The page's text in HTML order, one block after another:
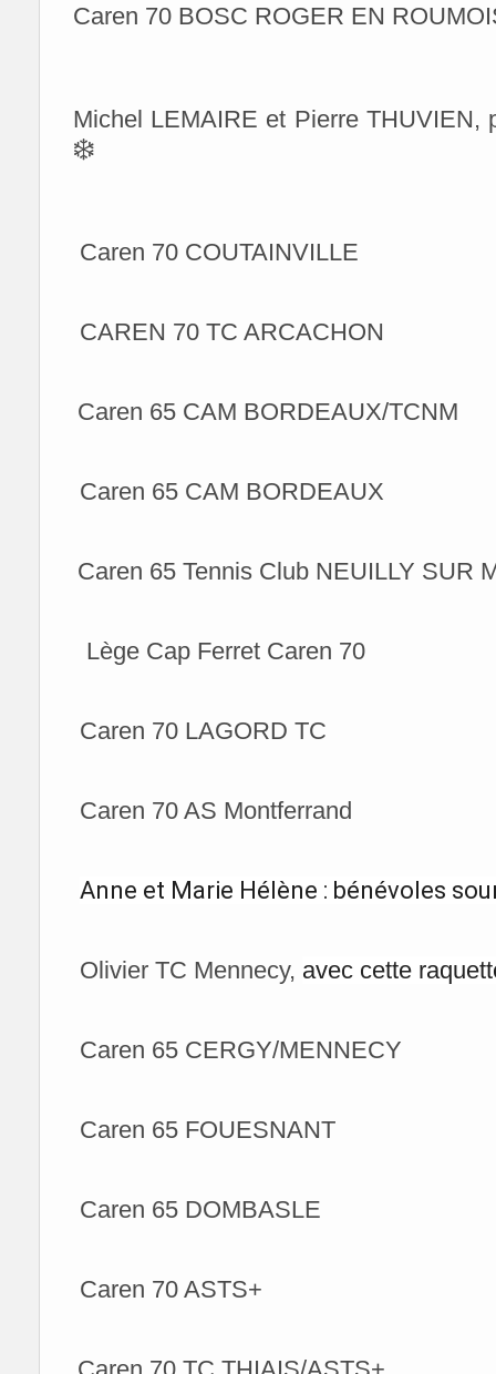
Caren 70 BOSC ROGER EN
Michel LEMAIRE et Pierre THUVIEN,
❄
Caren 70 COUTAINVILLE
CAREN 70 TC ARCACHON
Caren 65 CAM BORDEAUX/TCNM
Caren 65 CAM BORDEAUX
Caren 65 Tennis Club NEUILLY SUR
Lège Cap Ferret Caren 70
Caren 70 LAGORD TC
Caren 70 AS Montferrand
Anne et Marie Hélène : bénévoles
Olivier TC Mennecy, avec cette
Caren 65 CERGY/MENNECY
Caren 65 FOUESNANT
Caren 65 DOMBASLE
Caren 70 ASTS+